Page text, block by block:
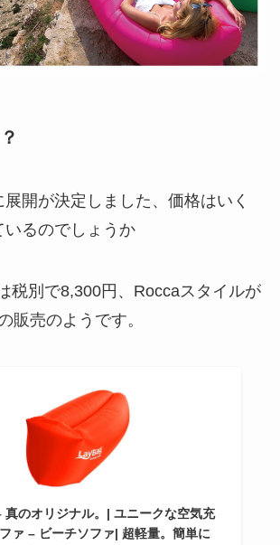
展開が決定しました、価格はいく
いるのでしょうか
税別で8,300円、Roccaスタイルが
販売のようです。
のオリジナル。| ユニークな空気充
ァ – ビーチソファ| 超軽量。簡単に